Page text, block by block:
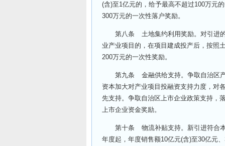
(含)至1亿元的，给予最高不超过100万元
300万元的一次性落户奖励。
第八条 土地集约利用奖励。对引进的
业产业项目的，在项目建成投产后，按照
200万元的一次性奖励。
第九条 金融供给支持。争取自治区产
资本加大对产业项目投融资支持力度，对
先支持。争取自治区上市企业政策支持，
上市企业资金奖励。
第十条 物流补贴支持。新引进符合本
年度起，年度销售额10亿元(含)至30亿元